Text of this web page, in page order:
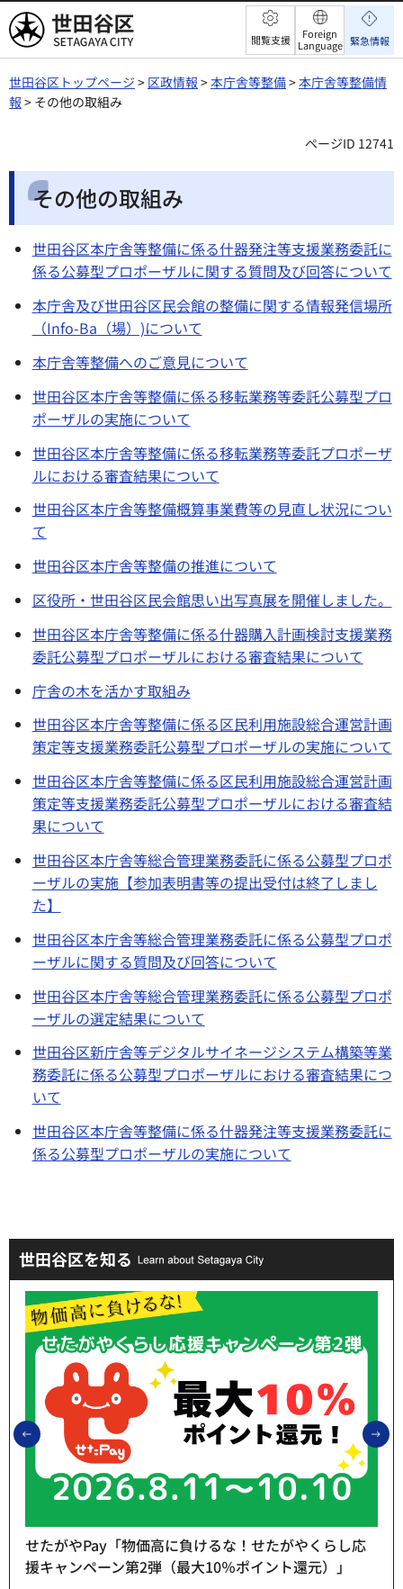
世田谷区 閲覧支援
Foreign
Language 緊急情報
世田谷区トップページ > 区政情報 >本庁舎等整備>本庁舎等整備情
報 > その他の取組み
ページID 12741
その他の取組み
世田谷区本庁舎等整備に係る什器発注等支援業務委託に
係る公募型プロポーザルに関する質問及び回答について
本庁舎及び世田谷区民会館の整備に関する情報発信場所
（Info-Ba（場）)について
本庁舎等整備へのご意見について
世田谷区本庁舎等整備に係る移転業務等委託公募型プロ
ポーザルの実施について
世田谷区本庁舎等整備に係る移転業務等委託プロポーザ
ルにおける審査結果について
世田谷区本庁舎等整備概算事業費等の見直し状況につい
て
世田谷区本庁舎等整備の推進について
区役所・世田谷区民会館思い出写真展を開催しました。
世田谷区本庁舎等整備に係る什器購入計画検討支援業務
委託公募型プロポーザルにおける審査結果について
庁舎の木を活かす取組み
世田谷区本庁舎等整備に係る区民利用施設総合運営計画
策定等支援業務委託公募型プロポーザルの実施について
世田谷区本庁舎等整備に係る区民利用施設総合運営計画
策定等支援業務委託公募型プロポーザルにおける審査結
果について
世田谷区本庁舎等総合管理業務委託に係る公募型プロポ
ーザルの実施【参加表明書等の提出受付は終了しまし
た】
世田谷区本庁舎等総合管理業務委託に係る公募型プロポ
ーザルに関する質問及び回答について
世田谷区本庁舎等総合管理業務委託に係る公募型プロポ
ーザルの選定結果について
世田谷区新庁舎等デジタルサイネージシステム構築等業
務委託に係る公募型プロポーザルにおける審査結果につ
いて
世田谷区本庁舎等整備に係る什器発注等支援業務委託に
係る公募型プロポーザルの実施について
世田谷区を知る
前のスライドを表示
せたがやPay「物価高に負けるな！せたがやくらし応
援キャンペーン第2弾（最大10％ポイント還元）」